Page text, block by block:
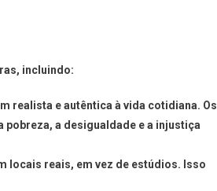
incluindo:
realista e autêntica à vida cotidiana. Os
pobreza, a desigualdade e a injustiça
locais reais, em vez de estúdios. Isso